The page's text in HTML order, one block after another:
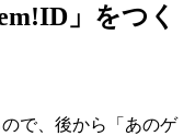
」をつく
で、後から「あのゲ